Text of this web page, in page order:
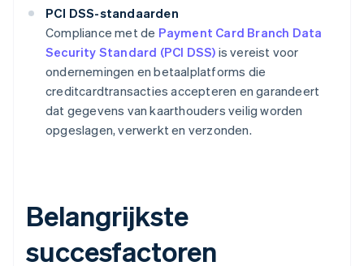
PCI DSS-standaarden
Compliance met de Payment Card Branch Data
Security Standard (PCI DSS) is vereist voor
ondernemingen en betaalplatforms die
creditcardtransacties accepteren en garandeert
dat gegevens van kaarthouders veilig worden
opgeslagen, verwerkt en verzonden.
Belangrijkste
succesfactoren